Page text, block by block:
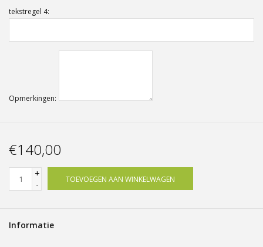
tekstregel 4:
Opmerkingen:
€140,00
+
-
TOEVOEGEN AAN WINKELWAGEN
Informatie